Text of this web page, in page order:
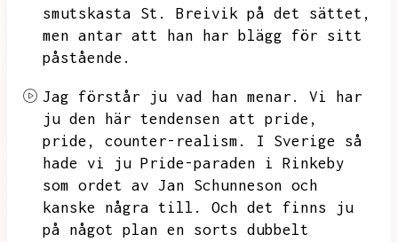
smutskasta St.
Breivik på det sättet,
men antar att han har blägg för sitt
påstående.
Jag förstår ju vad han menar.
Vi har
ju den här tendensen att pride,
pride,
counter-realism.
I Sverige så
hade vi ju Pride-paraden i Rinkeby
som ordet av Jan Schunneson och
kanske några till.
Och det finns ju
på något plan en sorts dubbelt